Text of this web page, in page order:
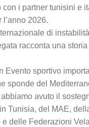
i partner tunisini e
2026.
di
racconta una
Evento sportivo
sponde del
avuto il
Tunisia, del MAE,
delle Federazioni